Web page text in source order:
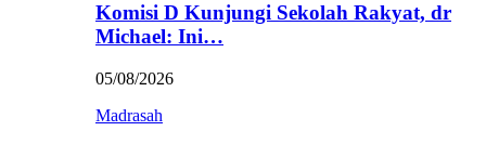
Komisi D Kunjungi Sekolah Rakyat, dr
Michael: Ini…
05/08/2026
Madrasah